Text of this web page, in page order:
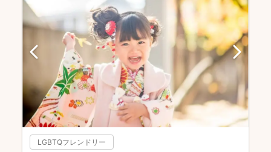
LGBTQフレンドリー